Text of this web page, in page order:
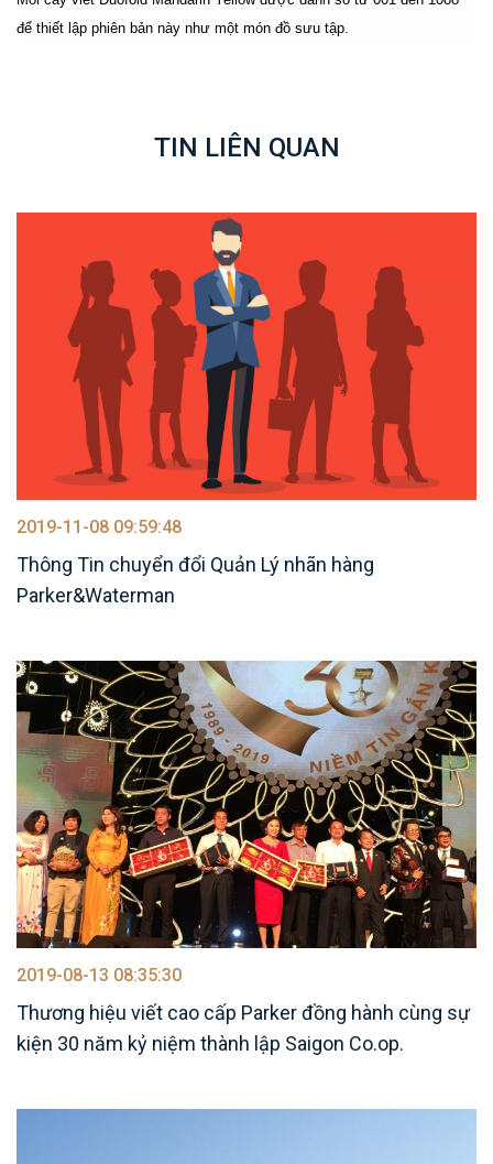
để thiết lập phiên bản này như một món đồ sưu tập.
TIN LIÊN QUAN
2019-11-08 09:59:48
Thông Tin chuyển đổi Quản Lý nhãn hàng
Parker&Waterman
2019-08-13 08:35:30
Thương hiệu viết cao cấp Parker đồng hành cùng sự
kiện 30 năm kỷ niệm thành lập Saigon Co.op.